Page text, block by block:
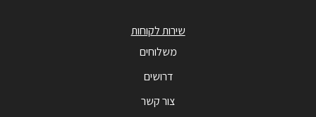
שירות לקוחות
משלוחים
דרושים
צור קשר